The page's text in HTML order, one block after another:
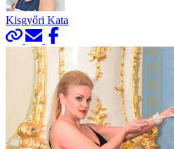
Kisgyőri Kata